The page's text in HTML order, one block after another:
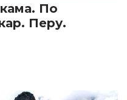
По
Перу.